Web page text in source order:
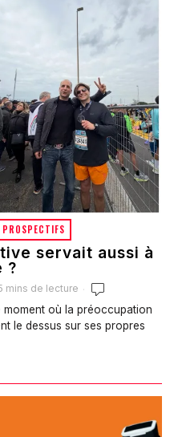
servait aussi à
?
mins de lecture
moment où la préoccupation
le dessus sur ses propres